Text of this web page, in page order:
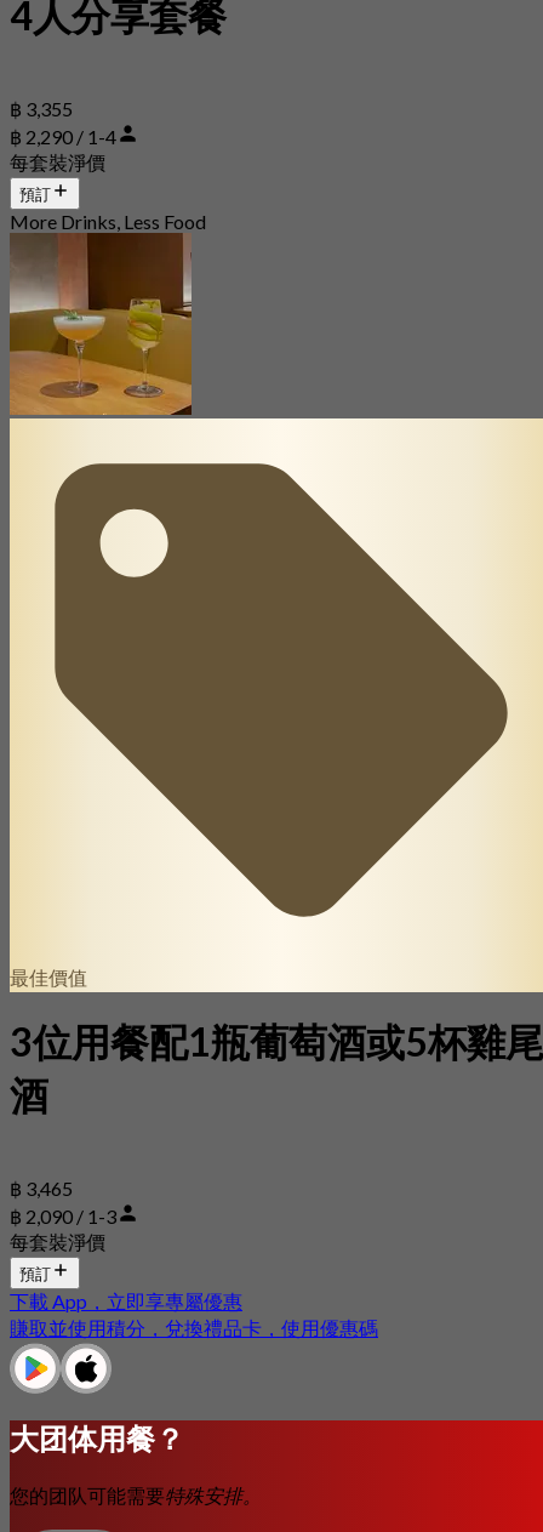
4人分享套餐
฿ 3,355
฿ 2,290 / 1-4
每套裝淨價
預訂
More Drinks, Less Food
最佳價值
3位用餐配1瓶葡萄酒或5杯雞尾
酒
฿ 3,465
฿ 2,090 / 1-3
每套裝淨價
預訂
下載 App，立即享專屬優惠
賺取並使用積分，兌換禮品卡，使用優惠碼
大团体用餐？
您的团队可能需要特殊安排。